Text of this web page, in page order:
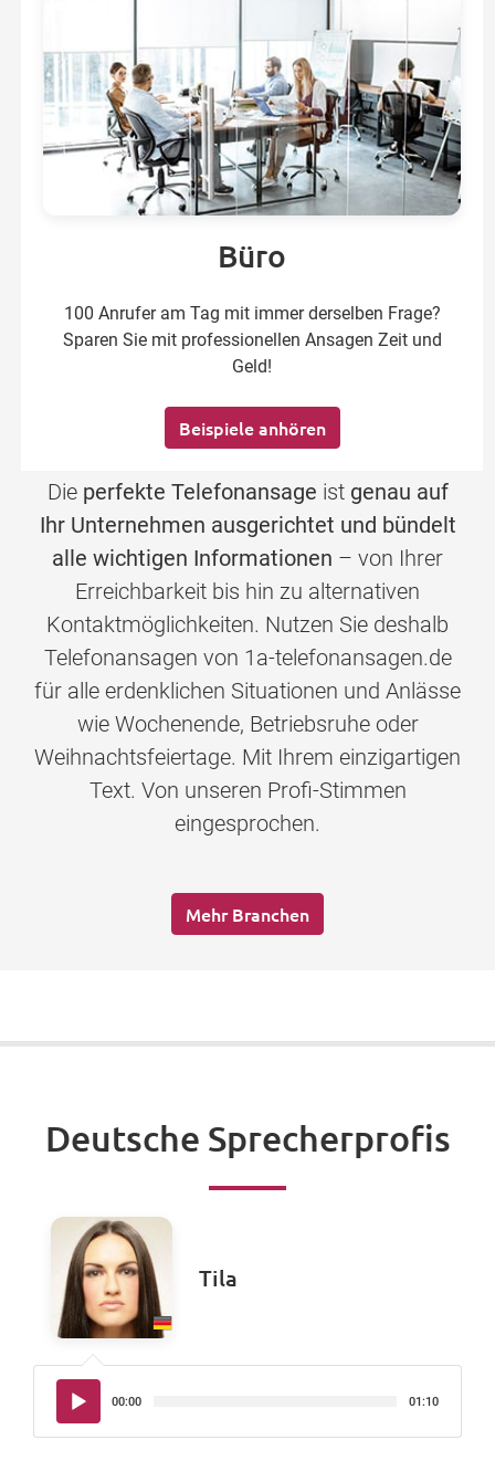
Büro
100 Anrufer am Tag mit immer derselben Frage?
Sparen Sie mit professionellen Ansagen Zeit und
Geld!
Beispiele anhören
Die perfekte Telefonansage ist genau auf
Ihr Unternehmen ausgerichtet und bündelt
alle wichtigen Informationen – von Ihrer
Erreichbarkeit bis hin zu alternativen
Kontaktmöglichkeiten. Nutzen Sie deshalb
Telefonansagen von 1a-telefonansagen.de
für alle erdenklichen Situationen und Anlässe
wie Wochenende, Betriebsruhe oder
Weihnachtsfeiertage. Mit Ihrem einzigartigen
Text. Von unseren Profi-Stimmen
eingesprochen.
Mehr Branchen
Deutsche Sprecherprofis
Tila
Audio-
Player
00:00 01:10